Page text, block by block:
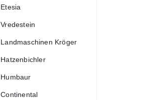
Etesia
Vredestein
Landmaschinen Kröger
Hatzenbichler
Humbaur
Continental